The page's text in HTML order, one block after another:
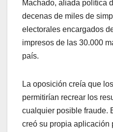
Machado, aliada política
decenas de miles de
electorales encargados
impresos de las 30.000
país.
La oposición creía que
permitirían recrear los
cualquier posible fraude.
creó su propia aplicación